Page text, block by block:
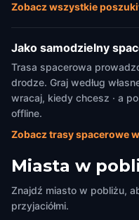
Zobacz wszystkie
Jako samodzielny
Trasa spacerowa
drodze. Graj według
wracaj, kiedy chcesz · a
offline.
Zobacz trasy spacerowe
Miasta w
Znajdź miasto w pobliżu,
przyjaciółmi.